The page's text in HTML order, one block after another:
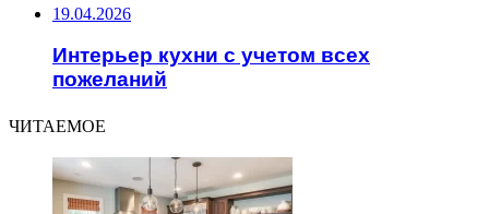
19.04.2026
Интерьер кухни с учетом всех
пожеланий
ЧИТАЕМОЕ